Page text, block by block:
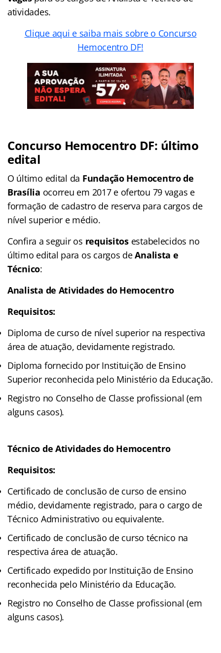
atividades.
Clique aqui e saiba mais sobre o Concurso
Hemocentro DF!
Concurso Hemocentro DF: último
edital
O último edital da Fundação Hemocentro de
Brasília ocorreu em 2017 e ofertou 79 vagas e
formação de cadastro de reserva para cargos de
nível superior e médio.
Confira a seguir os requisitosestabelecidos no
último edital para os cargos deAnalista e
Técnico:
Analista de Atividades do Hemocentro
Requisitos:
Diploma de curso de nível superior na respectiva
área de atuação, devidamente registrado.
Diploma fornecido por Instituição de Ensino
Superior reconhecida pelo Ministério da Educação.
Registro no Conselho de Classe profissional (em
alguns casos).
Técnico de Atividades do Hemocentro
Requisitos:
Certificado de conclusão de curso de ensino
médio, devidamente registrado, para o cargo de
Técnico Administrativo ou equivalente.
Certificado de conclusão de curso técnico na
respectiva área de atuação.
Certificado expedido por Instituição de Ensino
reconhecida pelo Ministério da Educação.
Registro no Conselho de Classe profissional (em
alguns casos).